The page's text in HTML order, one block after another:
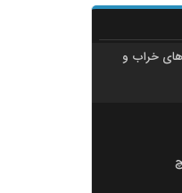
های خراب و